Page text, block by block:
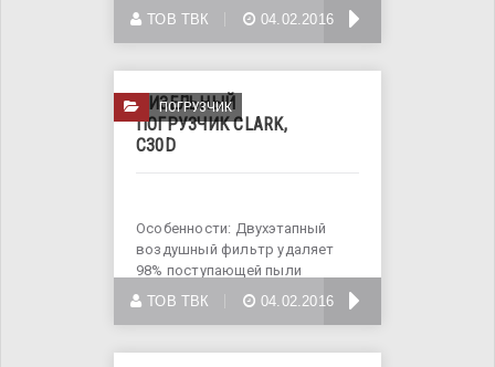
сохраняя при этом
ТОВ ТВК 04.02.2016
ПОГРУЗЧИК
ДИЗЕЛЬНЫЙ
ПОГРУЗЧИК CLARK,
С30D
Особенности: Двухэтапный
воздушный фильтр удаляет
98% поступающей пыли
прежде, чем
ТОВ ТВК 04.02.2016